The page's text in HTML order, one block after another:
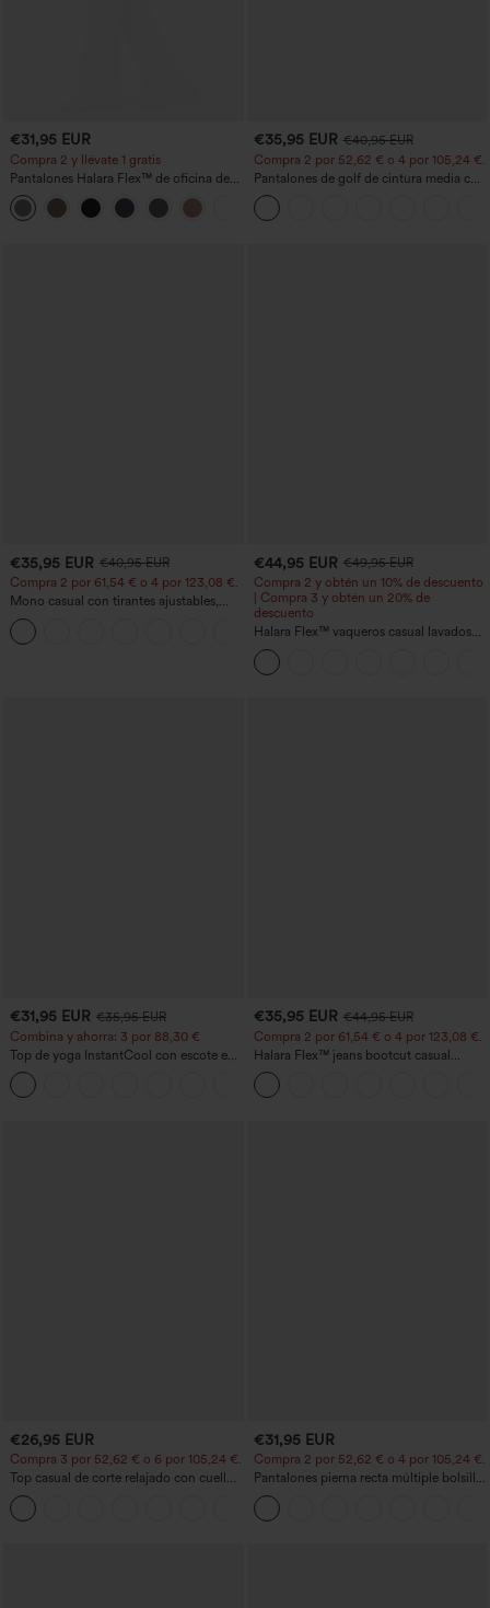
€31,95 EUR
Compra 2 y llévate 1 gratis
Pantalones Halara Flex™ de oficina de
tiro alto ligeramente acampanados con
bolsillos
€35,95 EUR €40,95 EUR
Compra 2 por 52,62 € o 4 por 105,24 €.
Pantalones de golf de cintura media con
cordón, dobladillo curvo, secado rápido,
de corte cónico y con bolsillos - UPF40+
€35,95 EUR €40,95 EUR
Compra 2 por 61,54 € o 4 por 123,08 €.
Mono casual con tirantes ajustables,
fruncidos, pierna ancha, tejido jaspeado
y bolsillos - Easy Peezy
+10
€44,95 EUR €49,95 EUR
Compra 2 y obtén un 10% de descuento
| Compra 3 y obtén un 20% de
descuento
Halara Flex™ vaqueros casual lavados
asimétricos de tiro bajo con bolsillos
con cremallera, corte baggy y pierna
ancha
€31,95 EUR €35,95 EUR
Combina y ahorra: 3 por 88,30 €
Top de yoga InstantCool con escote en
U y bajo curvado - UPF50+
€35,95 EUR €44,95 EUR
Compra 2 por 61,54 € o 4 por 123,08 €.
Halara Flex™ jeans bootcut casual
lavados, de talle alto y con bolsillos
€26,95 EUR
Compra 3 por 52,62 € o 6 por 105,24 €.
Top casual de corte relajado con cuello
redondo y mangas murciélago.
€31,95 EUR
Compra 2 por 52,62 € o 4 por 105,24 €.
Pantalones pierna recta múltiple bolsillo
botón tiro alto